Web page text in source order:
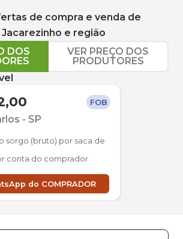
de compra e venda de
Jacarezinho e região
DOS
VER PREÇO DOS
PRODUTORES
FOB
- SP
sorgo (bruto) por saca de
conta do comprador
do COMPRADOR